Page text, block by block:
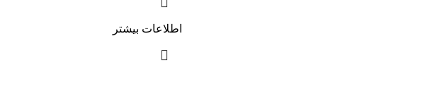
اطلاعات بیشتر